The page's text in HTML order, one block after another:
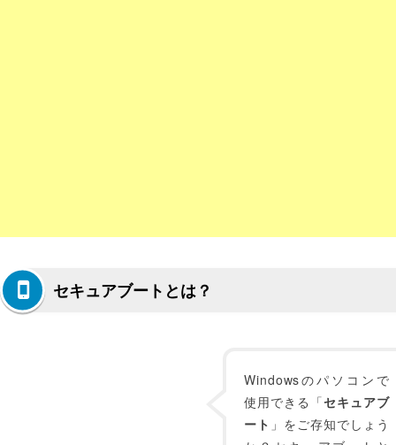
セキュアブートとは？
Windowsのパソコンで
使用できる「セキュアブ
ート 」をご存知でしょう